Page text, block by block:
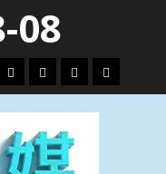
08
政
治
國
際
運
動
生
活